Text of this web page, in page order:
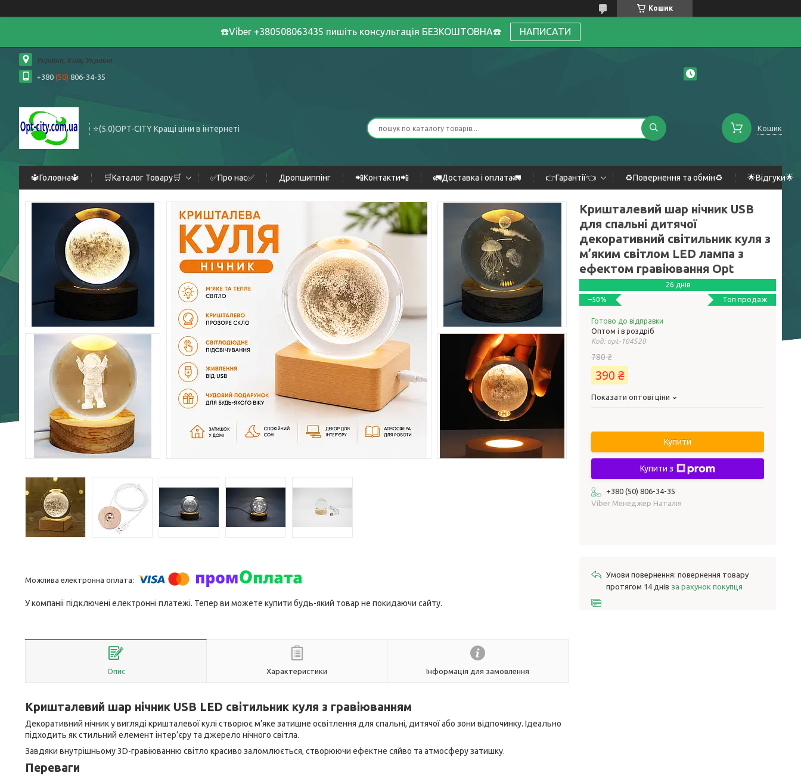
Кошик
☎️Viber +380508063435 пишіть консультація БЕЗКОШТОВНА☎️ НАПИСАТИ
Україна, Київ, Україна
+380 (50) 806-34-35
⭐️(5.0)OPT-CITY Кращі ціни в інтернеті Кошик
🔱Головна🔱 🛒Каталог Товару🛒 ✅Про нас✅ Дропшиппінг 📲Контакти📲 🚛Доставка і оплата🚛 👉Гарантії👈 ♻️Повернення та обмін♻️ 🌟Відгуки🌟
У компанії підключені електронні платежі. Тепер ви можете купити будь-який товар не покидаючи сайту.
Опис Характеристики Інформація для замовлення
Кришталевий шар нічник USB LED світильник куля з гравіюванням
Декоративний нічник у вигляді кришталевої кулі створює м’яке затишне освітлення для спальні, дитячої або зони відпочинку. Ідеально
підходить як стильний елемент інтер’єру та джерело нічного світла.
Завдяки внутрішньому 3D-гравіюванню світло красиво заломлюється, створюючи ефектне сяйво та атмосферу затишку.
Переваги
Кришталевий шар нічник USB
для спальні дитячої
декоративний світильник куля з
м’яким світлом LED лампа з
ефектом гравіювання Opt
Топ продаж
26 днів
–50%
Готово до відправки
Оптом і в роздріб
Код: opt-104520
780 ₴
390 ₴
Показати оптові ціни
Купити
Купити з
+380 (50) 806-34-35
Viber Менеджер Наталія
повернення товару
протягом 14 днів за рахунок покупця